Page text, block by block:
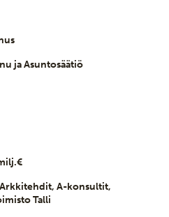
ja Asuntosäätiö
A-konsultit,
Talli